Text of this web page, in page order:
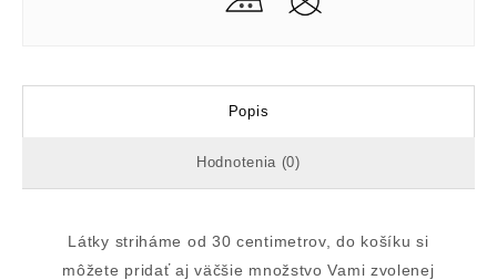
Popis
Hodnotenia (0)
Látky striháme od 30 centimetrov, do košíku si
môžete pridať aj väčšie množstvo Vami zvolenej